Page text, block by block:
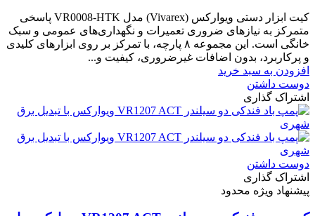
کیت ابزار دستی ویوارکس (Vivarex) مدل VR0008-HTK پاسخی
متمرکز به نیازهای ضروری تعمیرات و نگهداری‌های عمومی و سبک
خانگی است. این مجموعه ۸ پارچه، با تمرکز بر روی ابزارهای کلیدی
و پرکاربرد، بدون اضافات غیرضروری، کیفیت و...
افزودن به سبد خرید
دوست داشتن
اشتراک گذاری
دوست داشتن
اشتراک گذاری
پیشنهاد ویژه محدود